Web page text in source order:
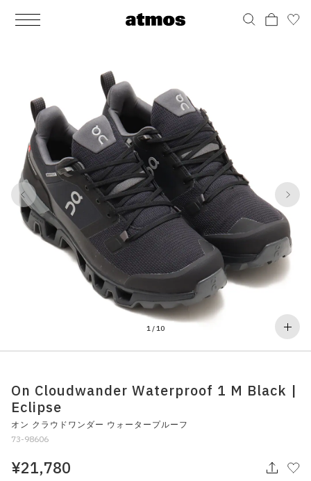
MEN
ウェア
バッグ
アクセサリー
その他
アディダス ピックアップ
シューズ
ブーツ
サンダル
その他
すべてのシューズ
ライフスタイルランニング
ウェア
アウター
パンツ
ソックス
アンダーウェア
水着
すべてのウェア
バッグ
バックパック / リュック
ショルダー / メッセンジャーバッグ
トート / エコバッグ
クラッチ / セカンドバッグ
ウエストバッグ
その他
すべてのバッグ
アクセサリー
ポーチ / ウォレット
帽子
グッズ / アクセサリー
その他
すべてのアクセサリー
その他
シューケア / グッズ
おもちゃ / フィギュア
その他
すべてのその他
WOMENS
ウェア
バッグ
アクセサリー
その他
アディダス ピックアップ
シューズ
ブーツ
サンダル / パンプス
その他
すべてのシューズ
ライフスタイルランニング
ウェア
アウター
パンツ
ワンピース
スカート
ソックス
アンダーウェア
すべてのウェア
バッグ
バックパック / リュック
ショルダー / メッセンジャーバッグ
トート / エコバッグ
クラッチ / セカンドバッグ
ウエストバッグ
その他
すべてのバッグ
アクセサリー
ポーチ / ウォレット
帽子
グッズ / アクセサリー
その他
すべてのアクセサリー
その他
シューケア / グッズ
おもちゃ / フィギュア
その他
すべてのその他
1 /10
1 10
On Cloudwander Waterproof 1 M Black |
Eclipse
オン クラウドワンダー ウォータープルーフ
73-98606
¥21,780